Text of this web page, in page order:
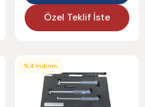
Özel Teklif İste
%4 İndirim